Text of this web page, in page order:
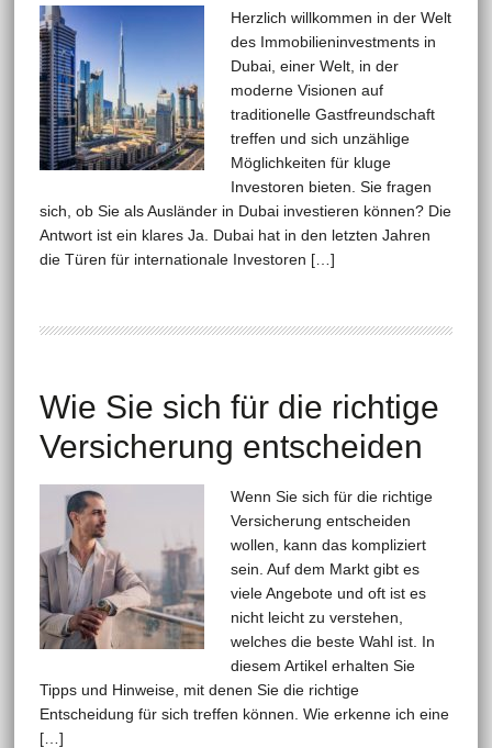
Herzlich willkommen in der Welt
des Immobilieninvestments in
Dubai, einer Welt, in der
moderne Visionen auf
traditionelle Gastfreundschaft
treffen und sich unzählige
Möglichkeiten für kluge
Investoren bieten. Sie fragen
sich, ob Sie als Ausländer in Dubai investieren können? Die
Antwort ist ein klares Ja. Dubai hat in den letzten Jahren
die Türen für internationale Investoren […]
Wie Sie sich für die richtige
Versicherung entscheiden
Wenn Sie sich für die richtige
Versicherung entscheiden
wollen, kann das kompliziert
sein. Auf dem Markt gibt es
viele Angebote und oft ist es
nicht leicht zu verstehen,
welches die beste Wahl ist. In
diesem Artikel erhalten Sie
Tipps und Hinweise, mit denen Sie die richtige
Entscheidung für sich treffen können. Wie erkenne ich eine
[…]